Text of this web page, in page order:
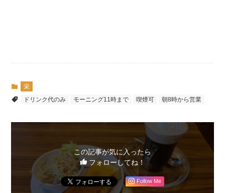
栄
ドリンク代のみ
モーニング11時まで 喫煙可 朝8時から営業
この記事が気に入ったら
フォローしてね！
Follow Me